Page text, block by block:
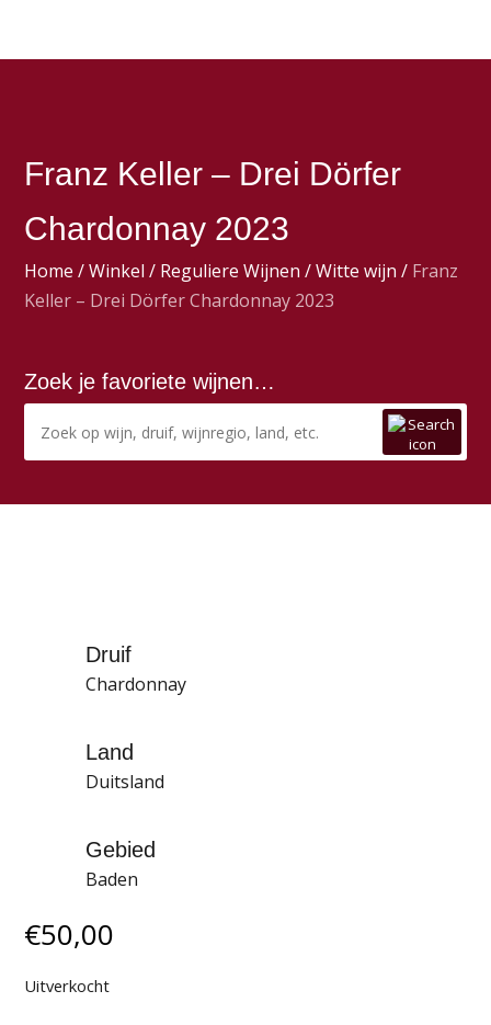
Franz Keller – Drei Dörfer
Chardonnay 2023
Home /Winkel / Reguliere Wijnen /Witte wijn / Franz
Keller – Drei Dörfer Chardonnay 2023
Zoek je favoriete wijnen…
Druif
Chardonnay
Land
Duitsland
Gebied
Baden
€50,00
Uitverkocht